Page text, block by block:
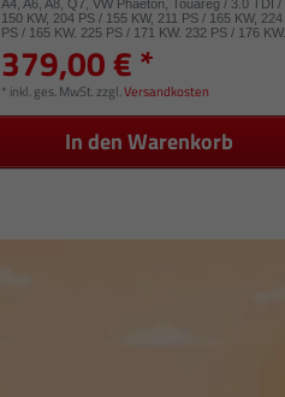
A4, A6, A8, Q7, VW Phaeton, Touareg / 3.0 TDI /
150 KW, 204 PS / 155 KW, 211 PS / 165 KW, 224
PS / 165 KW, 225 PS / 171 KW, 232 PS / 176 KW,
379,00 € *
* inkl. ges. MwSt.zzgl.Versandkosten
In den Warenkorb